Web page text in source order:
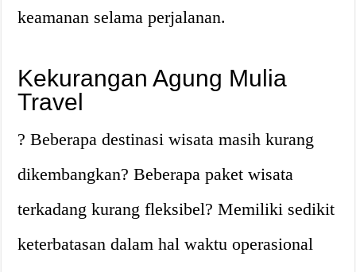
keamanan selama perjalanan.
Kekurangan Agung Mulia
Travel
? Beberapa destinasi wisata masih kurang
dikembangkan? Beberapa paket wisata
terkadang kurang fleksibel? Memiliki sedikit
keterbatasan dalam hal waktu operasional